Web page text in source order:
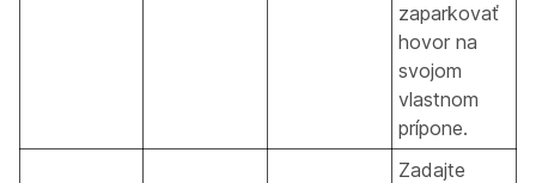
zaparkovať
hovor na
svojom
vlastnom
prípone.
Zadajte